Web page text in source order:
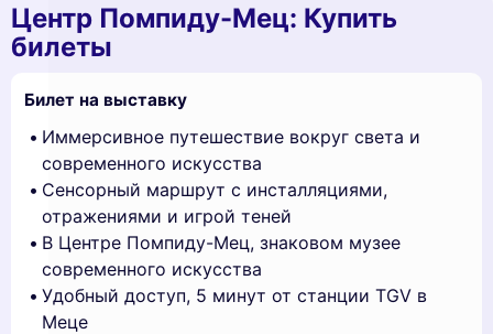
Центр Помпиду-Мец: Купить
билеты
Билет на выставку
Иммерсивное путешествие вокруг света и
современного искусства
Сенсорный маршрут с инсталляциями,
отражениями и игрой теней
В Центре Помпиду-Мец, знаковом музее
современного искусства
Удобный доступ, 5 минут от станции TGV в
Меце